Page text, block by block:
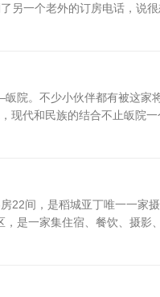
另一个老外的订房电话，说很
院。不少小伙伴都有被这家
现代和民族的结合不止皈院一
22间，是稻城亚丁唯一一家
是一家集住宿、餐饮、摄影